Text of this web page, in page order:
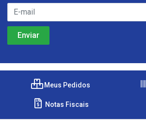
Meus Pedidos
Notas Fiscais